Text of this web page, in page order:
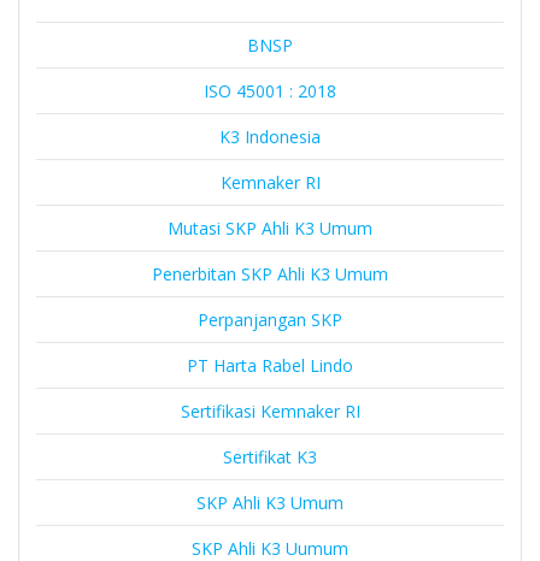
BNSP
ISO 45001 : 2018
K3 Indonesia
Kemnaker RI
Mutasi SKP Ahli K3 Umum
Penerbitan SKP Ahli K3 Umum
Perpanjangan SKP
PT Harta Rabel Lindo
Sertifikasi Kemnaker RI
Sertifikat K3
SKP Ahli K3 Umum
SKP Ahli K3 Uumum